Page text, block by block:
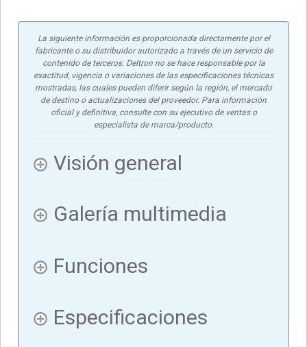
La siguiente información es proporcionada directamente por el
fabricante o su distribuidor autorizado a través de un servicio de
contenido de terceros. Deltron no se hace responsable por la
exactitud, vigencia o variaciones de las especificaciones técnicas
mostradas, las cuales pueden diferir según la región, el mercado
de destino o actualizaciones del proveedor. Para información
oficial y definitiva, consulte con su ejecutivo de ventas o
especialista de marca/producto.
Visión general
Galería multimedia
Funciones
Especificaciones